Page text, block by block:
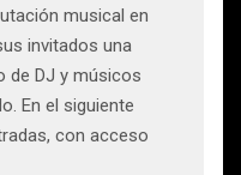
musical en
invitados una
de DJ y músicos
En el siguiente
con acceso